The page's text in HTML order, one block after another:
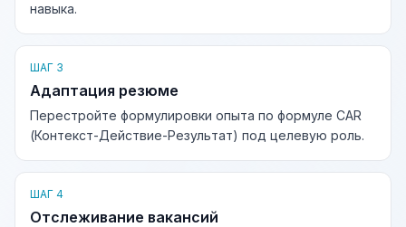
навыка.
ШАГ 3
Адаптация резюме
Перестройте формулировки опыта по формуле CAR
(Контекст-Действие-Результат) под целевую роль.
ШАГ 4
Отслеживание вакансий